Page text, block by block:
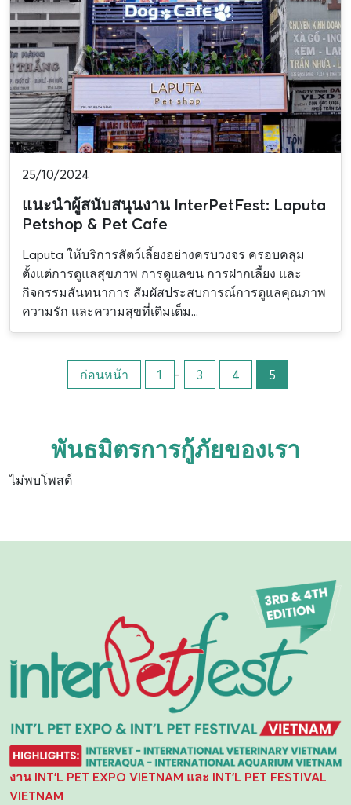
25/10/2024
แนะนำผู้สนับสนุนงาน InterPetFest: Laputa
Petshop & Pet Cafe
Laputa ให้บริการสัตว์เลี้ยงอย่างครบวงจร ครอบคลุม
ตั้งแต่การดูแลสุขภาพ การดูแลขน การฝากเลี้ยง และ
กิจกรรมสันทนาการ สัมผัสประสบการณ์การดูแลคุณภาพ
ความรัก และความสุขที่เติมเต็ม...
ก่อนหน้า 1 - 3 4 5
พันธมิตรการกู้ภัยของเรา
ไม่พบโพสต์
งาน INT'L PET EXPO VIETNAM และ INT'L PET FESTIVAL
VIETNAM